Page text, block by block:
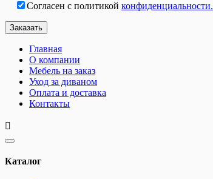
Согласен с политикой конфиденциальности.
Главная
О компании
Мебель на заказ
Уход за диваном
Оплата и доставка
Контакты
Каталог